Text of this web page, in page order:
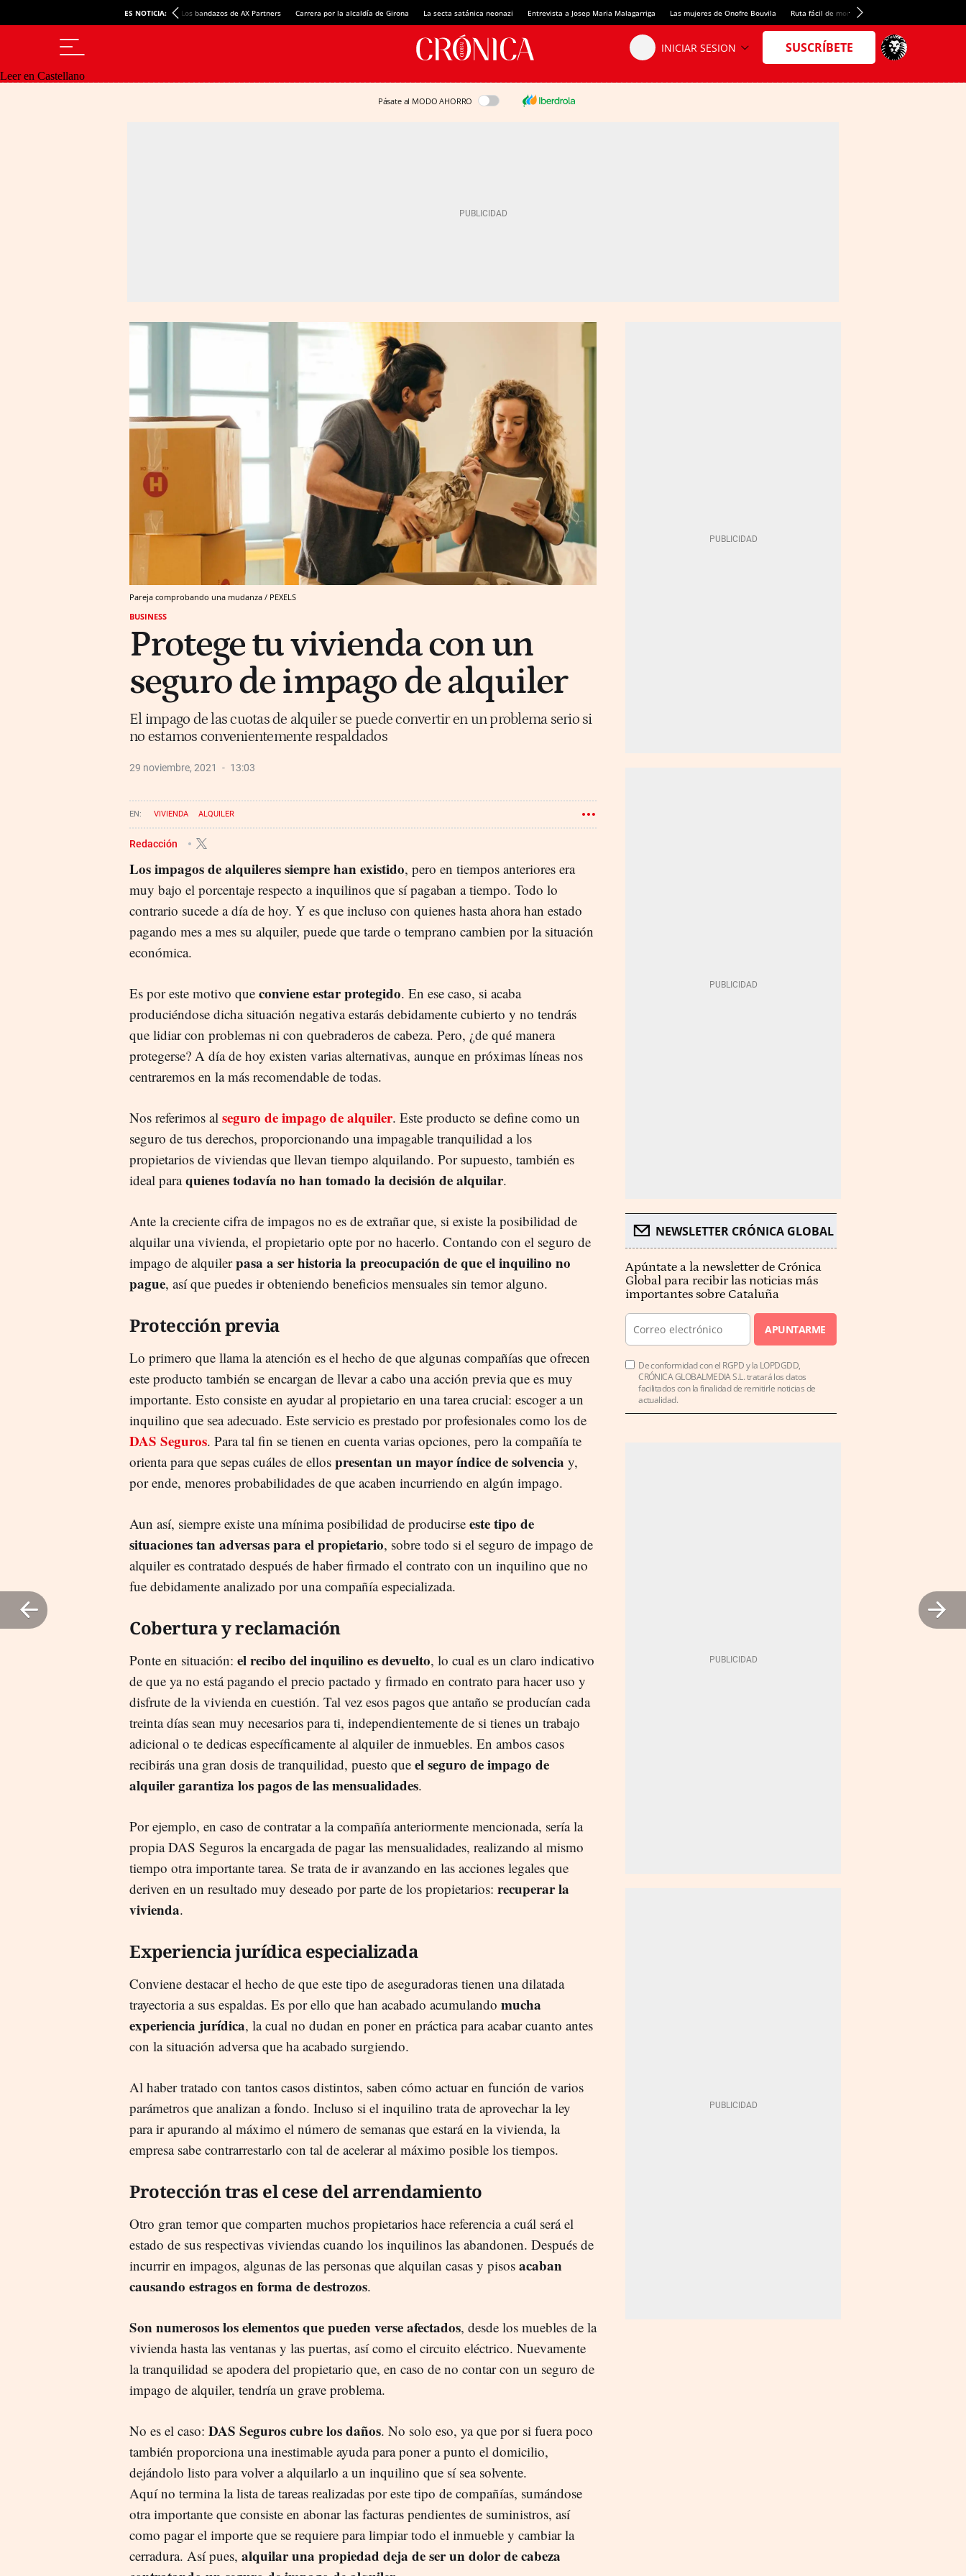
ES NOTICIA: Los bandazos de AX Partners Carrera por la alcaldía de Girona La secta satánica neonazi Entrevista a Josep Maria Malagarriga Las mujeres de Onofre Bouvila Ruta fácil de montaña
Leer en Castellano
Pásate al MODO AHORRO
Pareja comprobando una mudanza / PEXELS
BUSINESS
Protege tu vivienda con un
seguro de impago de alquiler
El impago de las cuotas de alquiler se puede convertir en un problema serio si
no estamos convenientemente respaldados
29 noviembre, 2021 13:03
VIVIENDA ALQUILER
Redacción
Los impagos de alquileres siempre han existido, pero en tiempos anteriores era
muy bajo el porcentaje respecto a inquilinos que sí pagaban a tiempo. Todo lo
contrario sucede a día de hoy. Y es que incluso con quienes hasta ahora han estado
pagando mes a mes su alquiler, puede que tarde o temprano cambien por la situación
económica.
Es por este motivo que conviene estar protegido. En ese caso, si acaba
produciéndose dicha situación negativa estarás debidamente cubierto y no tendrás
que lidiar con problemas ni con quebraderos de cabeza. Pero, ¿de qué manera
protegerse? A día de hoy existen varias alternativas, aunque en próximas líneas nos
centraremos en la más recomendable de todas.
Nos referimos al seguro de impago de alquiler. Este producto se define como un
seguro de tus derechos, proporcionando una impagable tranquilidad a los
propietarios de viviendas que llevan tiempo alquilando. Por supuesto, también es
ideal paraquienes todavía no han tomado la decisión de alquilar.
Ante la creciente cifra de impagos no es de extrañar que, si existe la posibilidad de
alquilar una vivienda, el propietario opte por no hacerlo. Contando con el seguro de
impago de alquilerpasa a ser historia la preocupación de que el inquilino no
pague, así que puedes ir obteniendo beneficios mensuales sin temor alguno.
Protección previa
Lo primero que llama la atención es el hecho de que algunas compañías que ofrecen
este producto también se encargan de llevar a cabo una acción previa que es muy
importante. Esto consiste en ayudar al propietario en una tarea crucial: escoger a un
inquilino que sea adecuado. Este servicio es prestado por profesionales como los de
DAS Seguros. Para tal fin se tienen en cuenta varias opciones, pero la compañía te
orienta para que sepas cuáles de ellos presentan un mayor índice de solvencia y,
por ende, menores probabilidades de que acaben incurriendo en algún impago.
Aun así, siempre existe una mínima posibilidad de producirse este tipo de
situaciones tan adversas para el propietario, sobre todo si el seguro de impago de
alquiler es contratado después de haber firmado el contrato con un inquilino que no
fue debidamente analizado por una compañía especializada.
Cobertura y reclamación
Ponte en situación: el recibo del inquilino es devuelto, lo cual es un claro indicativo
de que ya no está pagando el precio pactado y firmado en contrato para hacer uso y
disfrute de la vivienda en cuestión. Tal vez esos pagos que antaño se producían cada
treinta días sean muy necesarios para ti, independientemente de si tienes un trabajo
adicional o te dedicas específicamente al alquiler de inmuebles. En ambos casos
recibirás una gran dosis de tranquilidad, puesto que el seguro de impago de
alquiler garantiza los pagos de las mensualidades.
Por ejemplo, en caso de contratar a la compañía anteriormente mencionada, sería la
propia DAS Seguros la encargada de pagar las mensualidades, realizando al mismo
tiempo otra importante tarea. Se trata de ir avanzando en las acciones legales que
deriven en un resultado muy deseado por parte de los propietarios: recuperar la
vivienda.
Experiencia jurídica especializada
Conviene destacar el hecho de que este tipo de aseguradoras tienen una dilatada
trayectoria a sus espaldas. Es por ello que han acabado acumulando mucha
experiencia jurídica, la cual no dudan en poner en práctica para acabar cuanto antes
con la situación adversa que ha acabado surgiendo.
Al haber tratado con tantos casos distintos, saben cómo actuar en función de varios
parámetros que analizan a fondo. Incluso si el inquilino trata de aprovechar la ley
para ir apurando al máximo el número de semanas que estará en la vivienda, la
empresa sabe contrarrestarlo con tal de acelerar al máximo posible los tiempos.
Protección tras el cese del arrendamiento
Otro gran temor que comparten muchos propietarios hace referencia a cuál será el
estado de sus respectivas viviendas cuando los inquilinos las abandonen. Después de
incurrir en impagos, algunas de las personas que alquilan casas y pisos acaban
causando estragos en forma de destrozos.
Son numerosos los elementos que pueden verse afectados, desde los muebles de la
vivienda hasta las ventanas y las puertas, así como el circuito eléctrico. Nuevamente
la tranquilidad se apodera del propietario que, en caso de no contar con un seguro de
impago de alquiler, tendría un grave problema.
No es el caso: DAS Seguros cubre los daños. No solo eso, ya que por si fuera poco
también proporciona una inestimable ayuda para poner a punto el domicilio,
dejándolo listo para volver a alquilarlo a un inquilino que sí sea solvente.
Aquí no termina la lista de tareas realizadas por este tipo de compañías, sumándose
otra importante que consiste en abonar las facturas pendientes de suministros, así
como pagar el importe que se requiere para limpiar todo el inmueble y cambiar la
cerradura. Así pues, alquilar una propiedad deja de ser un dolor de cabeza
NEWSLETTER CRÓNICA GLOBAL
Apúntate a la newsletter de Crónica
Global para recibir las noticias más
importantes sobre Cataluña
APUNTARME
De conformidad con el RGPD y la LOPDGDD,
CRÓNICA GLOBALMEDIA S.L. tratará los datos
facilitados con la finalidad de remitirle noticias de
actualidad.